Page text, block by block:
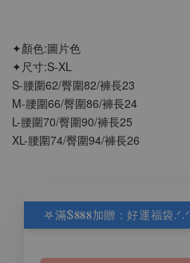
✦顏色:圖片色
✦尺寸:S-XL
S-腰圍62/臀圍82/褲長23
M-腰圍66/臀圍86/褲長24
L-腰圍70/臀圍90/褲長25
XL-腰圍74/臀圍94/褲長26
𖤐滿$𝟖𝟖𝟖加贈：好運福袋.ᐟ‪.ᐟ